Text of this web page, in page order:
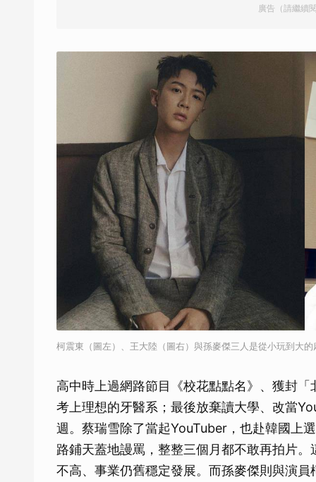
廣告（請繼續
柯震東（圖左）、王大陸（圖右）與孫麥傑三人是從小玩到大
高中時上過網路節目《校花點點名》、獲封
考上理想的牙醫系；最後放棄讀大學、改當
週。蔡瑞雪除了當起YouTuber，也赴韓國上
路鋪天蓋地謾罵，整整三個月都不敢再拍片
不高、事業仍舊穩定發展。而孫麥傑則與演
取消